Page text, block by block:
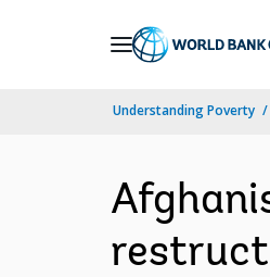
Understanding Poverty